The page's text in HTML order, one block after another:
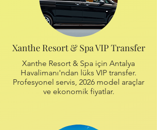
Xanthe Resort & Spa VIP Transfer
Xanthe Resort & Spa için Antalya
Havalimanı'ndan lüks VIP transfer.
Profesyonel servis, 2026 model araçlar
ve ekonomik fiyatlar.